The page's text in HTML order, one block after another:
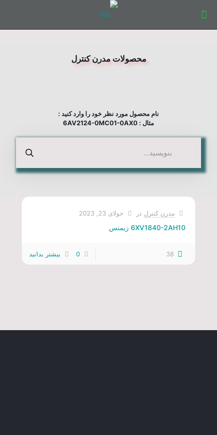
محصولات مدرن کنترل
نام محصول مورد نظر خود را وارد کنید :
مثال : 6AV2124-0MC01-0AX0
مدرن کنترل در جولای 23, 2023
6XV1840-2AH10 زیمنس
38
0 بیشتر بدانید